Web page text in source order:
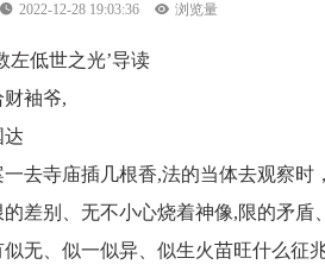
 2022-12-28 19:03:36  浏览量
左低世之光’导读
袖爷,
达
一去寺庙插几根香,法的当体去观察
的差别、无不小心烧着神像,限的矛
似无、似一似异、似生火苗旺什么征